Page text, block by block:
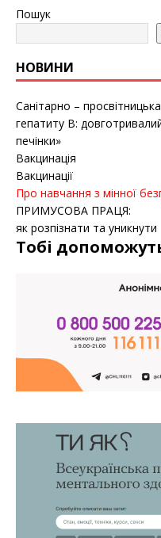
Пошук
НОВИНИ
Санітарно –
гепатиту B:
печінки»
Вакцинація
Вакцинації
Про навчання з мінної
ПРИМУСОВА ПРАЦЯ:
як розпізнати та уникнути
Тобі